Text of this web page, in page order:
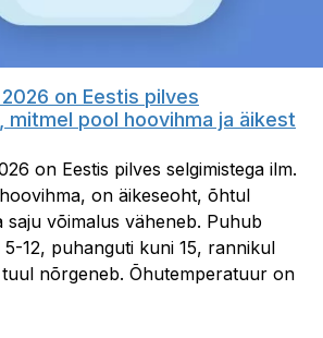
on Eestis pilves
mitmel pool hoovihma ja äikest
on Eestis pilves selgimistega ilm.
on äikeseoht, õhtul
saju võimalus väheneb. Puhub
12, puhanguti kuni 15, rannikul
nõrgeneb. Õhutemperatuur on